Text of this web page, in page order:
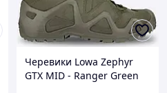
Черевики Lowa Zephyr
GTX MID - Ranger Green